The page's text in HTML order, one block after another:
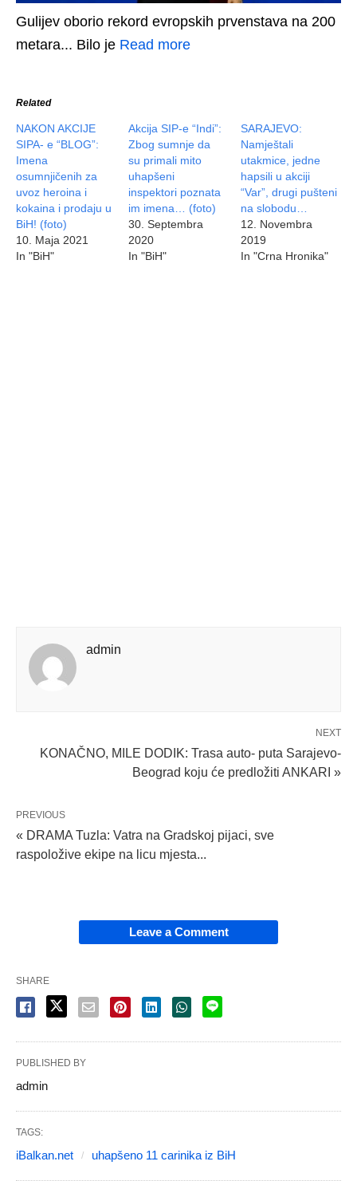
Gulijev oborio rekord evropskih prvenstava na 200
metara... Bilo je Read more
Related
NAKON AKCIJE
SIPA- e “BLOG”:
Imena
osumnjičenih za
uvoz heroina i
kokaina i prodaju u
BiH! (foto)
10. Maja 2021
In "BiH"
Akcija SIP-e “Indi”:
Zbog sumnje da
su primali mito
uhapšeni
inspektori poznata
im imena… (foto)
30. Septembra
2020
In "BiH"
SARAJEVO:
Namještali
utakmice, jedne
hapsili u akciji
“Var”, drugi pušteni
na slobodu…
12. Novembra
2019
In "Crna Hronika"
admin
NEXT
KONAČNO, MILE DODIK: Trasa auto- puta Sarajevo-
Beograd koju će predložiti ANKARI »
PREVIOUS
« DRAMA Tuzla: Vatra na Gradskoj pijaci, sve
raspoložive ekipe na licu mjesta...
Leave a Comment
SHARE
PUBLISHED BY
admin
TAGS:
iBalkan.net uhapšeno 11 carinika iz BiH